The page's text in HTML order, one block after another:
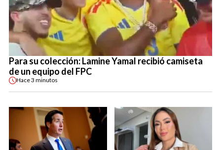
Para su colección: Lamine Yamal recibió camiseta
de un equipo del FPC
Hace3 minutos